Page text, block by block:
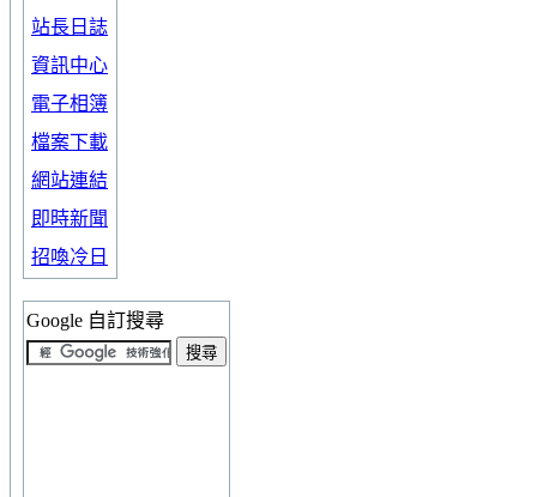
站長日誌
資訊中心
電子相簿
檔案下載
網站連結
即時新聞
招喚冷日
Google 自訂搜尋